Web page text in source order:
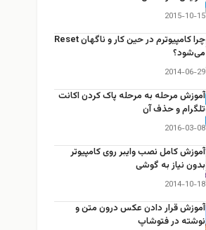
2015-10-15
چرا كامپيوترم در حين كار و ناگهان Reset
می‌شود؟
2014-06-29
آموزش مرحله به مرحله پاک کردن اکانت
تلگرام و حذف آن
2016-03-08
آموزش كامل نصب وایبر روی کامپیوتر
بدون نياز به گوشی
2014-10-18
آموزش قرار دادن عکس درون متن و
نوشته در فتوشاپ